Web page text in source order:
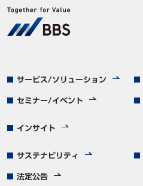
サービス/ソリューション
セミナー/イベント
インサイト
サステナビリティ
法定公告